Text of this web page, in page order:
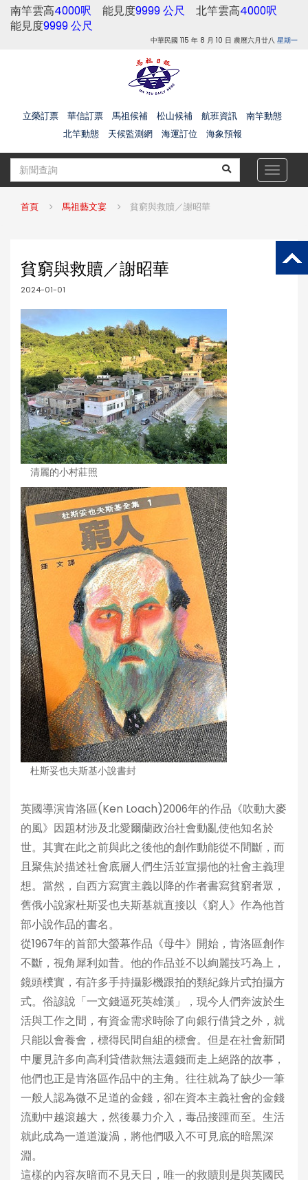
南竿雲高4000呎 能見度9999 公尺 北竿雲高4000呎
能見度9999 公尺
中華民國 115 年 8 月 10 日 農曆六月廿八 星期一
立榮訂票 華信訂票 馬祖候補 松山候補 航班資訊
南竿動態
北竿動態
天候監測網 海運訂位 海象預報
Toggle
首頁 馬祖藝文宴 貧窮與救贖／謝昭華
貧窮與救贖／謝昭華
2024-01-01
清麗的小村莊照
杜斯妥也夫斯基小說書封
英國導演肯洛區(Ken Loach)2006年的作品《吹動大麥
的風》因題材涉及北愛爾蘭政治社會動亂使他知名於
世。其實在此之前與此之後他的創作動能從不間斷，而
且聚焦於描述社會底層人們生活並宣揚他的社會主義理
想。當然，自西方寫實主義以降的作者書寫貧窮者眾，
舊俄小說家杜斯妥也夫斯基就直接以《窮人》作為他首
部小說作品的書名。
從1967年的首部大螢幕作品《母牛》開始，肯洛區創作
不斷，視角犀利如昔。他的作品並不以絢麗技巧為上，
鏡頭樸實，有許多手持攝影機跟拍的類紀錄片式拍攝方
式。俗諺說「一文錢逼死英雄漢」，現今人們奔波於生
活與工作之間，有資金需求時除了向銀行借貸之外，就
只能以會養會，標得民間自組的標會。但是在社會新聞
中屢見許多向高利貸借款無法還錢而走上絕路的故事，
他們也正是肯洛區作品中的主角。往往就為了缺少一筆
一般人認為微不足道的金錢，卻在資本主義社會的金錢
流動中越滾越大，然後暴力介入，毒品接踵而至。生活
就此成為一道道漩渦，將他們吸入不可見底的暗黑深
淵。
這樣的內容灰暗而不見天日，唯一的救贖則是與英國民